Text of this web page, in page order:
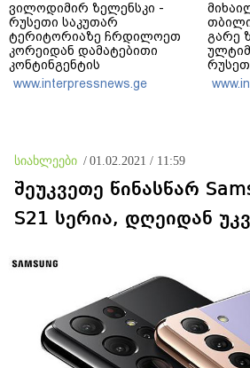
ვილოდიმირ ზელენსკი -
რუსეთი საკუთარ
ტერიტორიაზე ჩრდილოეთ
კორეიდან დამატებითი
კონტინგენტის
განთავებისთვის ემზადება -
მსოფლიოში ყველა უნდა
www.interpressnews.ge
გარე
სიახლეები / 01.02.2021 / 11:59
შეუკვეთე წინასწარ
S21 სერია, დღეიდან